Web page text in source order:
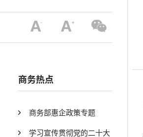
商务热点
商务部惠企政策专题
学习宣传贯彻党的二十大